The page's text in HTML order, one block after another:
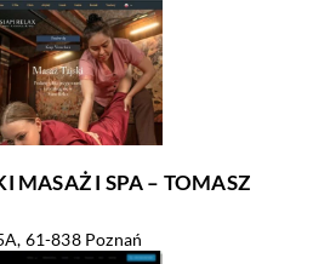
MASAŻ I SPA – TOMASZ
61-838 Poznań